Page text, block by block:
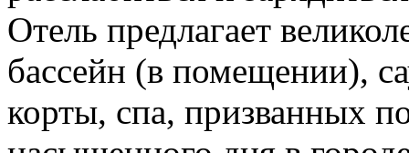
Отель предлагает
бассейн (в помещении),
корты, спа, призванных